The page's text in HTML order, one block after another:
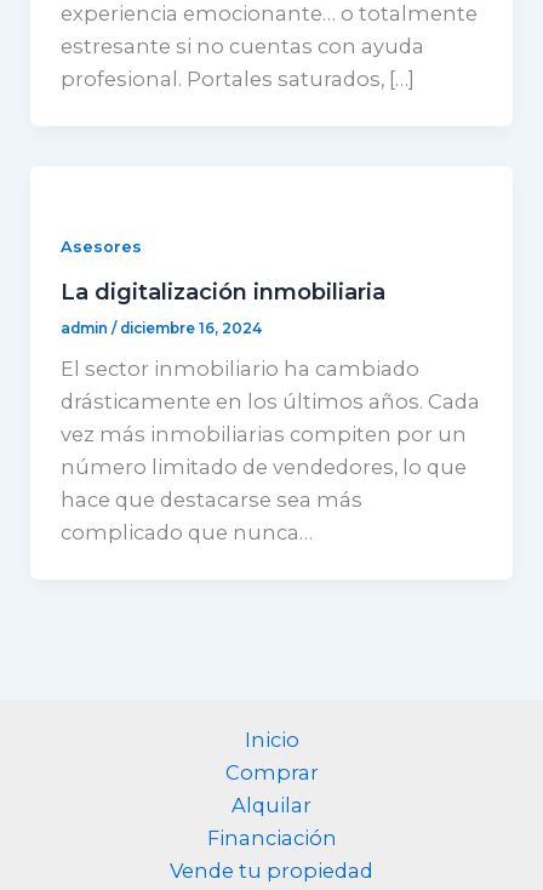
experiencia emocionante… o totalmente
estresante si no cuentas con ayuda
profesional. Portales saturados, […]
Asesores
La digitalización inmobiliaria
admin / diciembre 16, 2024
El sector inmobiliario ha cambiado
drásticamente en los últimos años. Cada
vez más inmobiliarias compiten por un
número limitado de vendedores, lo que
hace que destacarse sea más
complicado que nunca…
Inicio
Comprar
Alquilar
Financiación
Vende tu propiedad